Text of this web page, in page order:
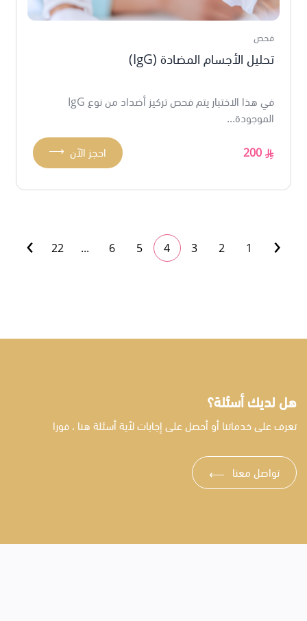
فحص
تحليل الأجسام المضادة (IgG)
في هذا الاختبار يتم فحص تركيز أضداد من نوع IgG
الموجودة...
200
⟶ احجز الآن
‹
1
2
3
4
5
6
...
22
›
هل لديك أسئلة؟
تعرف على خدماتنا أو أحصل على إجابات لأية أسئلة هنا ، فورا
تواصل معنا ⟶